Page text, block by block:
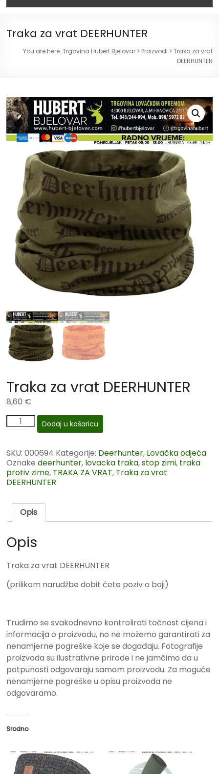
Traka za vrat DEERHUNTER
You are here: Trgovina Hubert Bjelovar> Proizvodi > Traka za vrat
DEERHUNTER
Traka za vrat DEERHUNTER
8,60 €
Dodaj u košaricu
SKU:000694 Kategorije: Deerhunter, Lovačka odjeća
Oznakedeerhunter, lovacka traka,stop zimi, traka
protiv zime, TRAKA ZA VRAT, Traka za vrat
DEERHUNTER
Opis
Opis
Traka za vrat DEERHUNTER
(prilikom narudžbe dobit ćete poziv o boji)
Trudimo se svakodnevno kontrolirati točnost cijena i
informacija o proizvodu, no ne možemo garantirati za
nenamjerne pogreške koje se događaju. Fotografije
proizvoda su ilustrativne prirode i ne jamčimo da u
potpunosti odgovaraju samom proizvodu. Za moguće
nenamjerne pogreške u opisu proizvoda ne
odgovaramo.
Srodno